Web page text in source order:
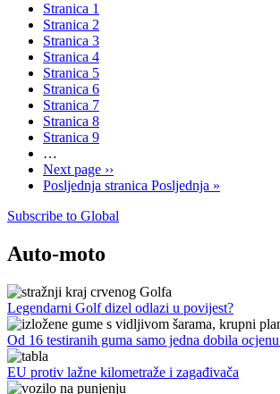
Stranica 1
Stranica 2
Stranica 3
Stranica 4
Stranica 5
Stranica 6
Stranica 7
Stranica 8
Stranica 9
…
Next page ››
Posljednja stranica Posljednja »
Subscribe to Global
Auto-moto
Legendarni Golf dizel odlazi u povijest?
Od 16 testiranih guma samo jedna dobila
EU protiv lažne kilometraže i zagađivača